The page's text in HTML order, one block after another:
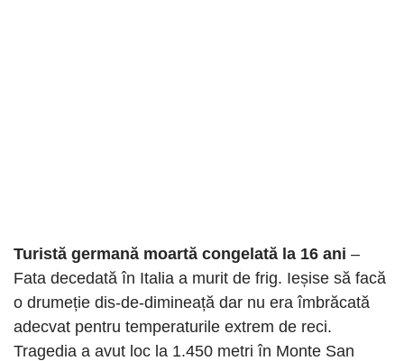
Turistă germană moartă congelată la 16 ani –
Fata decedată în Italia a murit de frig. Ieșise să facă
o drumeție dis-de-dimineață dar nu era îmbrăcată
adecvat pentru temperaturile extrem de reci.
Tragedia a avut loc la 1.450 metri în Monte San